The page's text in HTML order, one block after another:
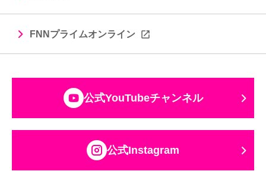
FNNプライムオンライン
公式YouTubeチャンネル
公式Instagram